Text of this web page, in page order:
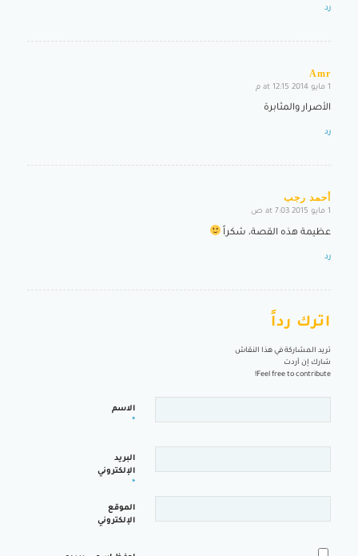
رد
Amr
says:
1 مايو 2014 at 12:15 م
الأصرار والمثابرة
رد
أحمد رجب
says:
1 مايو 2015 at 7:03 ص
عظيمة هذه القصة، شكراً
رد
اترك رداً
تريد المشاركة في هذا النقاش
شارك إن أردت
Feel free to contribute!
الاسم
*
البريد
الإلكتروني
*
الموقع
الإلكتروني